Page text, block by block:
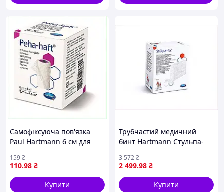
Самофіксуюча пов'язка
Paul Hartmann 6 см для
110.98 ₴
159₴
Купити
Трубчастий медичний
бинт Hartmann Стульпа-
2 499.98 ₴
3 572₴
Купити